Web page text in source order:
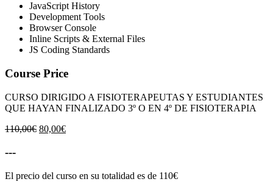
JavaScript History
Development Tools
Browser Console
Inline Scripts & External Files
JS Coding Standards
Course Price
CURSO DIRIGIDO A FISIOTERAPEUTAS Y ESTUDIANTES
QUE HAYAN FINALIZADO 3º O EN 4º DE FISIOTERAPIA
110,00€ El
110,00€.
80,00€El
80,00€.
---
El precio del curso en su totalidad es de 110€